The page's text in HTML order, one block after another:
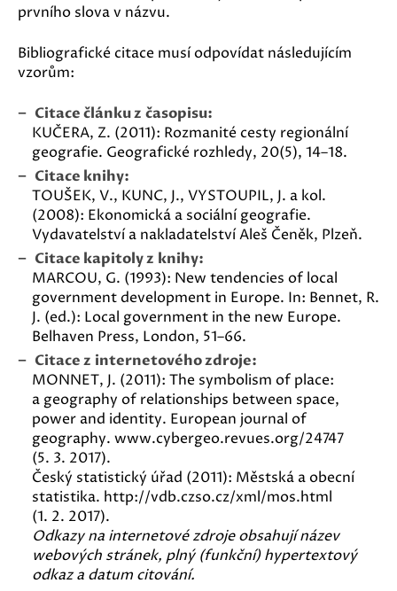
prvního slova v názvu.
Bibliografické citace musí odpovídat následujícím
vzorům:
Citace článku z časopisu:
KUČERA, Z. (2011): Rozmanité cesty regionální
geografie. Geografické rozhledy, 20(5), 14–18.
Citace knihy:
TOUŠEK, V., KUNC, J., VYSTOUPIL, J. a kol.
(2008): Ekonomická a sociální geografie.
Vydavatelství a nakladatelství Aleš Čeněk, Plzeň.
Citace kapitoly z knihy:
MARCOU, G. (1993): New tendencies of local
government development in Europe. In: Bennet, R.
J. (ed.): Local government in the new Europe.
Belhaven Press, London, 51–66.
Citace z internetového zdroje:
MONNET, J. (2011): The symbolism of place:
a geography of relationships between space,
power and identity. European journal of
geography. www.cybergeo.revues.org/24747
(5. 3. 2017).
Český statistický úřad (2011): Městská a obecní
statistika. http://vdb.czso.cz/xml/mos.html
(1. 2. 2017).
Odkazy na internetové zdroje obsahují název
webových stránek, plný (funkční) hypertextový
odkaz a datum citování.